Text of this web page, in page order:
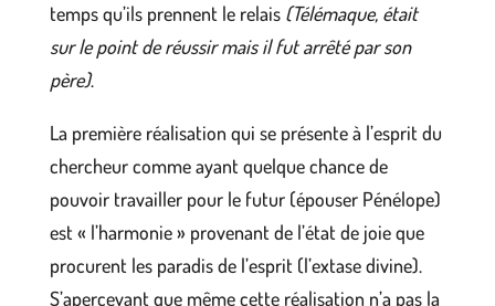
temps qu’ils prennent le relais (Télémaque, était
sur le point de réussir mais il fut arrêté par son
père).
La première réalisation qui se présente à l’esprit du
chercheur comme ayant quelque chance de
pouvoir travailler pour le futur (épouser Pénélope)
est « l’harmonie » provenant de l’état de joie que
procurent les paradis de l’esprit (l’extase divine).
S’apercevant que même cette réalisation n’a pas la